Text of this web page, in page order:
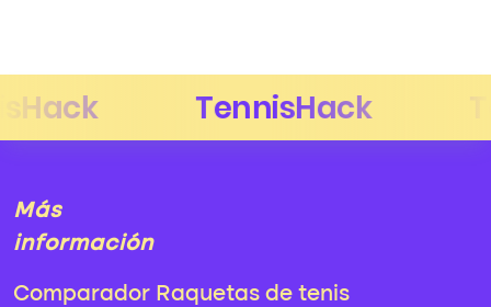
Más
información
Comparador Raquetas de tenis